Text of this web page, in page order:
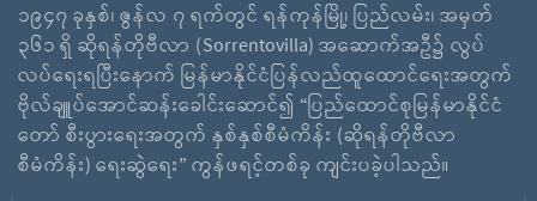
၁၉၄၇ ခုနှစ်၊ ဇွန်လ ၇ ရက်တွင် ရန်ကုန်မြို့၊ ပြည်လမ်း၊ အမှတ်
၃၆၁ ရှိ ဆိုရန်တိုဗီလာ (Sorrentovilla) အဆောက်အဦ၌ လွပ်
လပ်ရေးရပြီးနောက် မြန်မာနိုင်ငံပြန်လည်ထူထောင်ရေးအတွက်
ဗိုလ်ချူပ်အောင်ဆန်းခေါင်းဆောင်၍ “ပြည်ထောင်စုမြန်မာနိုင်ငံ
တော် စီးပွားရေးအတွက် နှစ်နှစ်စီမံကိန်း (ဆိုရန်တိုဗီလာ
စီမံကိန်း) ရေးဆွဲရေး” ကွန်ဖရင့်တစ်ခု ကျင်းပခဲ့ပါသည်။